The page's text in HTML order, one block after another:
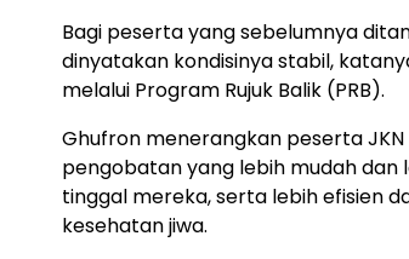
Bagi peserta yang sebelumnya
dinyatakan kondisinya stabil,
melalui Program Rujuk Balik (PRB).
Ghufron menerangkan peserta
pengobatan yang lebih mudah
tinggal mereka, serta lebih efisien
kesehatan jiwa.